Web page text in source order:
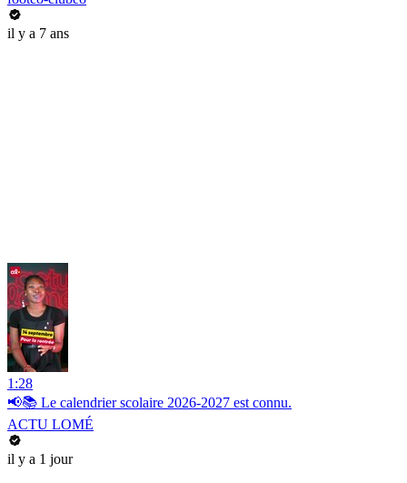
il y a 7 ans
1:28
📢📚 Le calendrier scolaire 2026-2027 est connu.
ACTU LOMÉ
il y a 1 jour